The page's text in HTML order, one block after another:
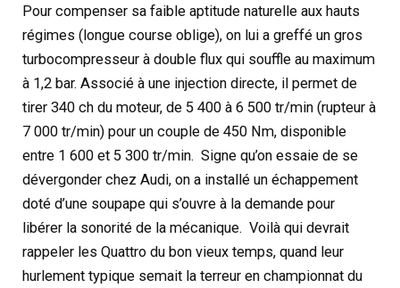
Pour compenser sa faible aptitude naturelle aux hauts
régimes (longue course oblige), on lui a greffé un gros
turbocompresseur à double flux qui souffle au maximum
à 1,2 bar. Associé à une injection directe, il permet de
tirer 340 ch du moteur, de 5 400 à 6 500 tr/min (rupteur à
7 000 tr/min) pour un couple de 450 Nm, disponible
entre 1 600 et 5 300 tr/min. Signe qu’on essaie de se
dévergonder chez Audi, on a installé un échappement
doté d’une soupape qui s’ouvre à la demande pour
libérer la sonorité de la mécanique. Voilà qui devrait
rappeler les Quattro du bon vieux temps, quand leur
hurlement typique semait la terreur en championnat du